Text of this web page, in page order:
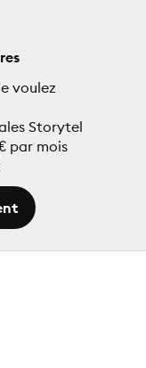
voulez
Storytel
par mois